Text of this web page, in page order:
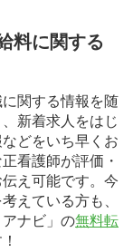
料に関する
関する情報を随
新着求人をはじ
どをいち早くお
看護師が評価・
え可能です。今
えている方も、
ナビ」の無料転